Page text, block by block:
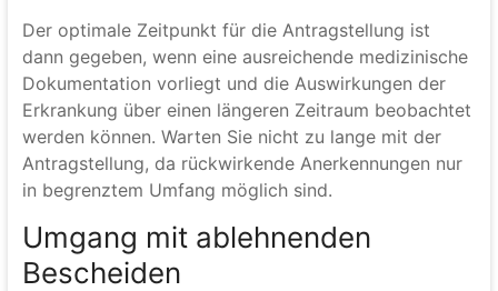
Der optimale Zeitpunkt für die Antragstellung ist
dann gegeben, wenn eine ausreichende medizinische
Dokumentation vorliegt und die Auswirkungen der
Erkrankung über einen längeren Zeitraum beobachtet
werden können. Warten Sie nicht zu lange mit der
Antragstellung, da rückwirkende Anerkennungen nur
in begrenztem Umfang möglich sind.
Umgang mit ablehnenden
Bescheiden